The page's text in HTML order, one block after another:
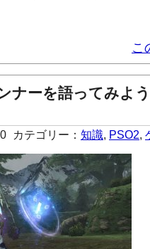
こ
ナーを語ってみ
カテゴリー： 知識, PSO2,